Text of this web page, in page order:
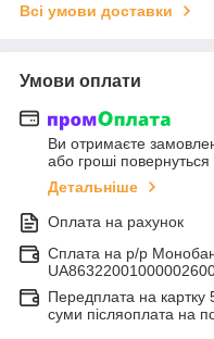
Всі умови доставки
Умови оплати
Ви отримаєте
або гроші
Детальніше
Оплата на рахунок
Сплата на р/р
Передплата на
суми післяоплата на